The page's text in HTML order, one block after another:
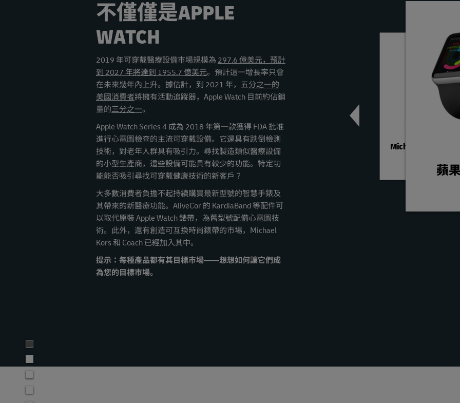
不僅僅是APPLE
WATCH
2019 年可穿戴醫療設備市場規模為 297.6 億美元，預計
到 2027 年將達到 1955.7 億美元。預計這一增長率只會
在未來幾年內上升。據估計，到 2021 年，五分之一的
美國消費者將擁有活動追蹤器，Apple Watch 目前約佔銷
量的三分之一。
Apple Watch Series 4 成為 2018 年第一款獲得 FDA 批准
進行心電圖檢查的主流可穿戴設備。它還具有跌倒檢測
技術，對老年人群具有吸引力。尋找製造類似醫療設備
的小型生產商，這些設備可能具有較少的功能。特定功
能能否吸引尋找可穿戴健康技術的新客戶？
大多數消費者負擔不起持續購買最新型號的智慧手錶及
其帶來的新醫療功能。AliveCor 的 KardiaBand 等配件可
以取代原裝 Apple Watch 錶帶，為舊型號配備心電圖技
術。此外，還有創造可互換時尚錶帶的市場，Michael
Kors 和 Coach 已經加入其中。
提示：每種產品都有其目標市場——想想如何讓它們成
為您的目標市場。
蘋
Michael Kors 智慧手